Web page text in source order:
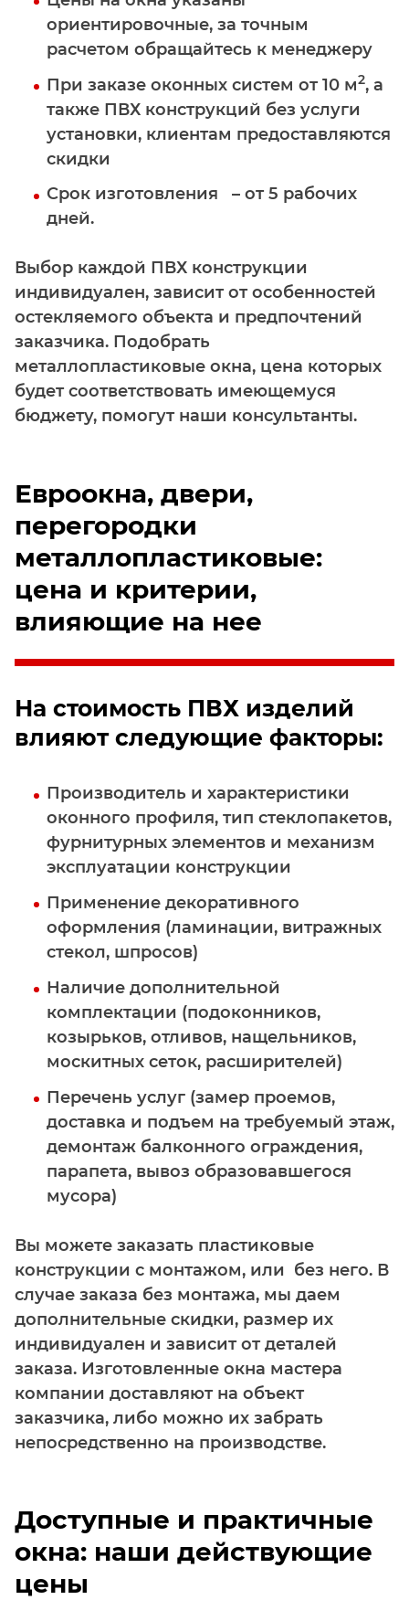
ориентировочные, за точным
расчетом обращайтесь к менеджеру
При заказе оконных систем от 10 м2, а
также ПВХ конструкций без услуги
установки, клиентам предоставляются
скидки
Срок изготовления – от 5 рабочих
дней.
Выбор каждой ПВХ конструкции
индивидуален, зависит от особенностей
остекляемого объекта и предпочтений
заказчика. Подобрать
металлопластиковые окна, цена которых
будет соответствовать имеющемуся
бюджету, помогут наши консультанты.
Евроокна, двери,
перегородки
металлопластиковые:
цена и критерии,
влияющие на нее
На стоимость ПВХ изделий
влияют следующие факторы:
Производитель и характеристики
оконного профиля, тип стеклопакетов,
фурнитурных элементов и механизм
эксплуатации конструкции
Применение декоративного
оформления (ламинации, витражных
стекол, шпросов)
Наличие дополнительной
комплектации (подоконников,
козырьков, отливов, нащельников,
москитных сеток, расширителей)
Перечень услуг (замер проемов,
доставка и подъем на требуемый этаж,
демонтаж балконного ограждения,
парапета, вывоз образовавшегося
мусора)
Вы можете заказать пластиковые
конструкции с монтажом, или без него. В
случае заказа без монтажа, мы даем
дополнительные скидки, размер их
индивидуален и зависит от деталей
заказа. Изготовленные окна мастера
компании доставляют на объект
заказчика, либо можно их забрать
непосредственно на производстве.
Доступные и практичные
окна: наши действующие
цены